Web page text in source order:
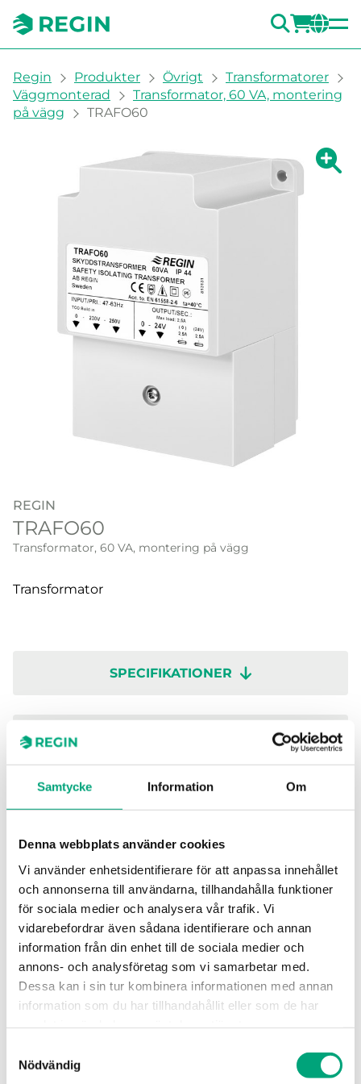
Samtycke Information Om
Denna webbplats använder cookies
Vi använder enhetsidentifierare för att anpassa innehållet
och annonserna till användarna, tillhandahålla funktioner
för sociala medier och analysera vår trafik. Vi
vidarebefordrar även sådana identifierare och annan
information från din enhet till de sociala medier och
annons- och analysföretag som vi samarbetar med.
Dessa kan i sin tur kombinera informationen med annan
information som du har tillhandahållit eller som de har
Nödvändig
SÖK
You are here:
Regin Produkter Övrigt
Transformatorer
Väggmonterad
Transformator, 60 VA, montering
på vägg
TRAFO60
Visa
REGIN
TRAFO60
Transformator, 60 VA, montering på vägg
Transformator
SPECIFIKATIONER
MJUKVARA & DOKUMENTATION
Specifikationer för TRAFO60
Max. belastning 60 VA
Isoleringsklass II
Temperaturklass B
Skyddsklass